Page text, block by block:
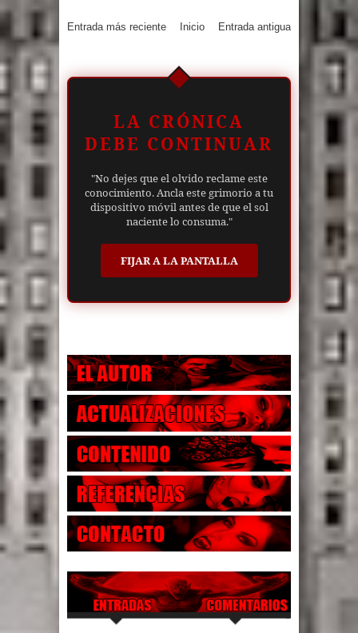
Entrada más reciente Entrada antigua
Inicio
LA CRÓNICA
DEBE CONTINUAR
"No dejes que el olvido reclame este
conocimiento. Ancla este grimorio a tu
dispositivo móvil antes de que el sol
naciente lo consuma."
FIJAR A LA PANTALLA